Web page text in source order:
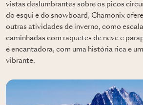
vistas deslumbrantes sobre os picos
do esqui e do snowboard, Chamonix
outras atividades de inverno, como
caminhadas com raquetes de neve e
é encantadora, com uma história rica e
vibrante.